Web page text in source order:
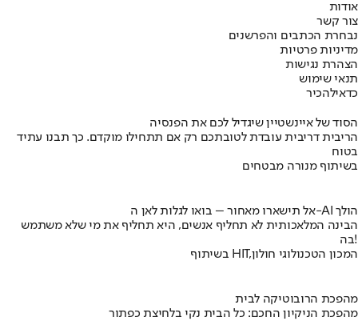
אודות
צור קשר
נבחרת הכתבים והפרשנים
מדיניות פרטיות
הצהרת נגישות
תנאי שימוש
כדאילהכיר
הסוד של איינשטיין שיגדיל לכם את הפנסיה
הריבית דריבית עובדת לטובתכם רק אם תתחילו מוקדם. כך תבנו עתיד
בטוח
בשיתוף מנורה מבטחים
אל תישארו מאחור – בואו לגלות לאן ה-AI הולך
הבינה המלאכותית לא תחליף אנשים, היא תחליף את מי שלא משתמש
בה!
בשיתוף HIT,המכון הטכנולוגי חולון
מהפכת הרובוטיקה לבית
מהפכת הניקיון החכם: כל הבית נקי בלחיצת כפתור